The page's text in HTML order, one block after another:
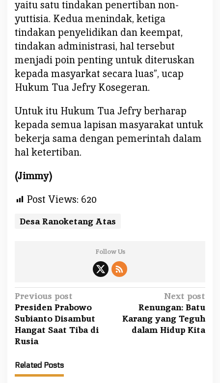
e
r
a
yaitu satu tindakan penertiban non-
yuttisia. Kedua menindak, ketiga
tindakan penyelidikan dan keempat,
tindakan administrasi, hal tersebut
menjadi poin penting untuk diteruskan
kepada masyarkat secara luas”, ucap
Hukum Tua Jefry Kosegeran.
Untuk itu Hukum Tua Jefry berharap
kepada semua lapisan masyarakat untuk
bekerja sama dengan pemerintah dalam
hal ketertiban.
(Jimmy)
Post Views: 620
Desa Ranoketang Atas
Follow Us
P
o
s
t
a
v
Previous post
Presiden Prabowo
Subianto Disambut
Hangat Saat Tiba di
Rusia
Next post
Renungan: Batu
Karang yang Teguh
dalam Hidup Kita
Related Posts